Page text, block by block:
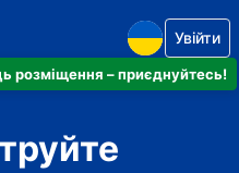
розміщення – приєднуйтесь!
Увійти